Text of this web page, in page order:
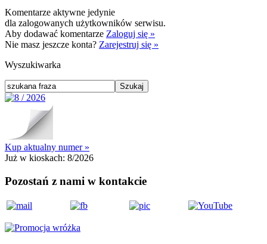
Komentarze aktywne jedynie
dla zalogowanych użytkowników serwisu.
Aby dodawać komentarze Zaloguj się »
Nie masz jeszcze konta? Zarejestruj się »
Wyszukiwarka
Kup aktualny numer »
Już w kioskach: 8/2026
Pozostań z nami w kontakcie